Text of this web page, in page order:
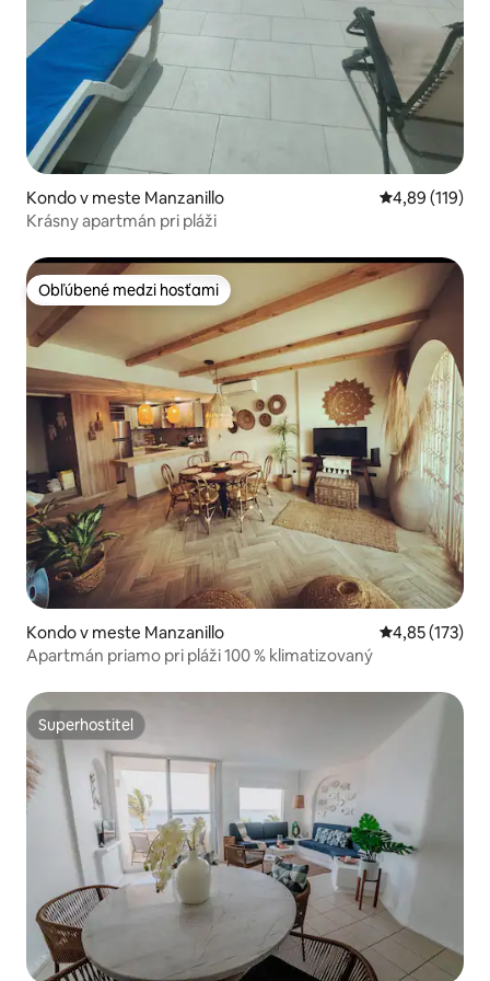
Kondo v meste Manzanillo Priemerné
4,89 (119)
Krásny apartmán pri pláži
Obľúbené medzi hosťami
Obľúbené medzi hosťami
Kondo v meste Manzanillo Priemerné
4,85 (173)
Apartmán priamo pri pláži 100 % klimatizovaný
Superhostiteľ
Superhostiteľ